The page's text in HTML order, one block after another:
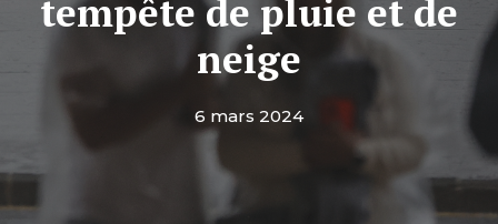
tempête de pluie et de
neige
6 mars 2024